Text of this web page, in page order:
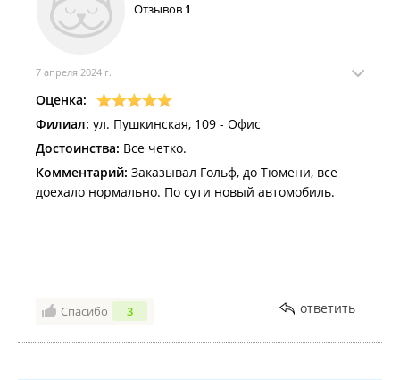
Отзывов 1
7 апреля 2024 г.
Оценка:
Филиал: ул. Пушкинская, 109 - Офис
Достоинства: Все четко.
Комментарий: Заказывал Гольф, до Тюмени, все
доехало нормально. По сути новый автомобиль.
Спасибо 3 ответить